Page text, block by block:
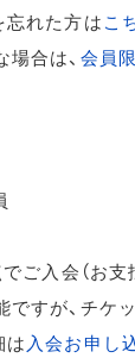
忘れた方はこ
合は、 会員
ご入会（お
すが、チケ
は入会お申し